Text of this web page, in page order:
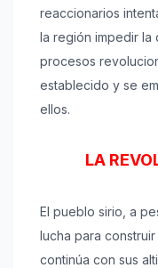
reaccionarios
la región impedir la
procesos
establecido y se
ellos.
LA
El pueblo sirio, a
lucha para
continúa con sus